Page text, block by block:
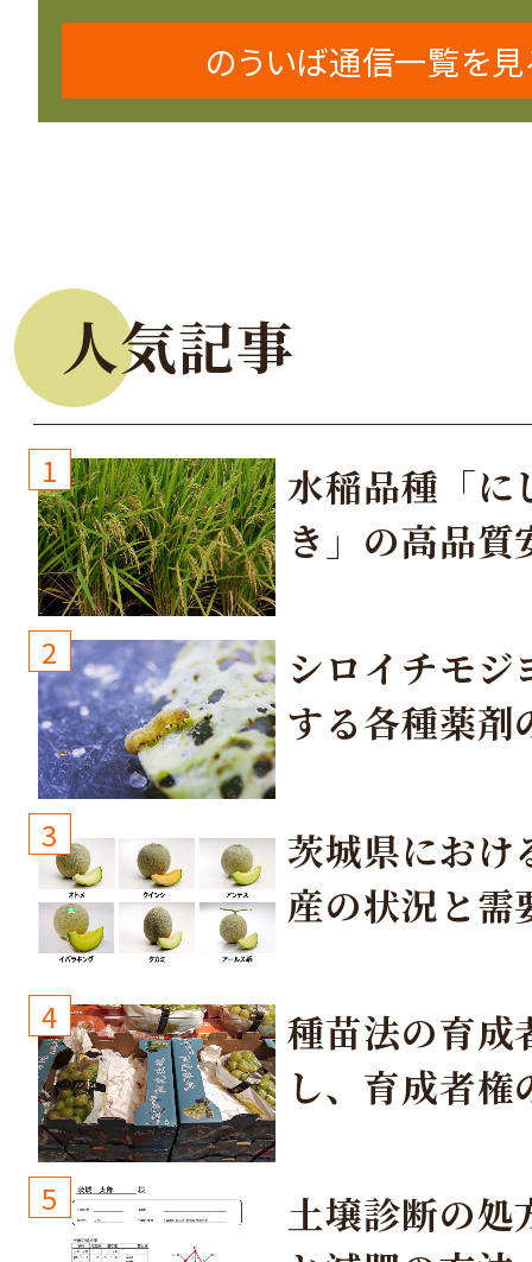
のういば通信一覧を
人気記事
1
水稲品種「に
き」の高品質
2
シロイチモジ
する各種薬剤
3
茨城県におけ
産の状況と需
4
種苗法の育成
し、育成者権
しょう！
5
土壌診断の処